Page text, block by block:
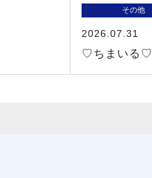
その他
2026.07.31
♡ちまいる♡